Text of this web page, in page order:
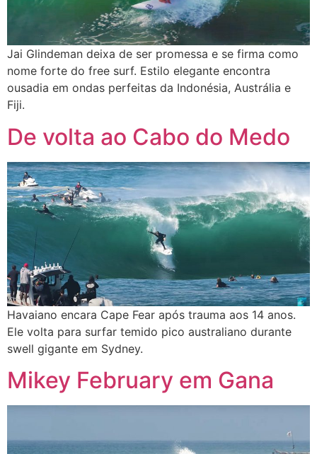
Jai Glindeman deixa de ser promessa e se firma como
nome forte do free surf. Estilo elegante encontra
ousadia em ondas perfeitas da Indonésia, Austrália e
Fiji.
De volta ao Cabo do Medo
Havaiano encara Cape Fear após trauma aos 14 anos.
Ele volta para surfar temido pico australiano durante
swell gigante em Sydney.
Mikey February em Gana